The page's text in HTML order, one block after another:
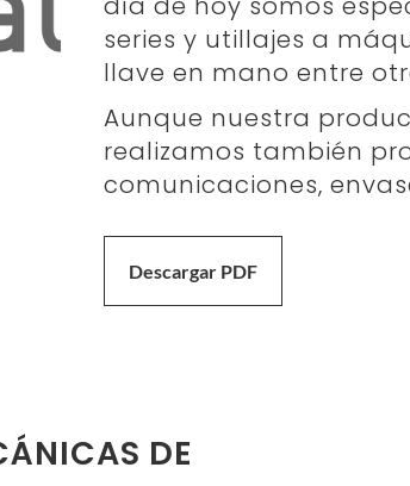
series y utillajes a
llave en mano entre
Aunque nuestra
realizamos también
comunicaciones,
Descargar PDF
DE